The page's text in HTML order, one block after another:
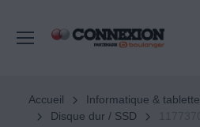
Accueil Informatique & tablette
Disque dur / SSD